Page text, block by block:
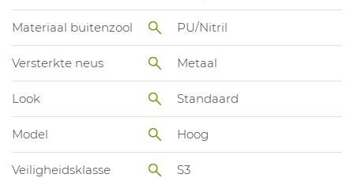
Materiaal buitenzool PU/Nitril
Versterkte neus Metaal
Look Standaard
Model Hoog
Veiligheidsklasse S3